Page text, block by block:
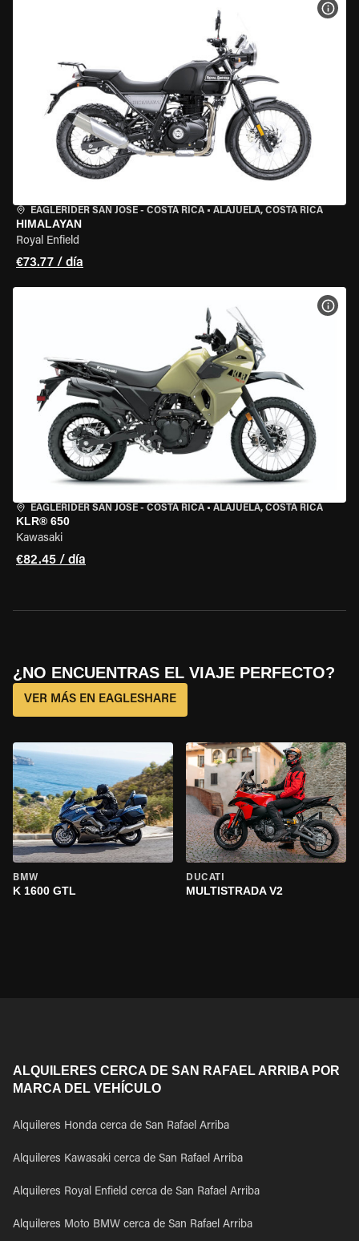
EAGLERIDER SAN JOSE - COSTA RICA • ALAJUELA, COSTA RICA
HIMALAYAN
Royal Enfield
€73.77 / día
VER
EAGLERIDER SAN JOSE - COSTA RICA • ALAJUELA, COSTA RICA
KLR® 650
Kawasaki
€82.45 / día
VER
¿NO ENCUENTRAS EL VIAJE PERFECTO?
VER MÁS EN EAGLESHARE
BMW
K 1600 GTL
DUCATI
MULTISTRADA V2
ALQUILERES CERCA DE SAN RAFAEL ARRIBA POR
MARCA DEL VEHÍCULO
Alquileres Honda cerca de San Rafael Arriba
Alquileres Kawasaki cerca de San Rafael Arriba
Alquileres Royal Enfield cerca de San Rafael Arriba
Alquileres Moto BMW cerca de San Rafael Arriba